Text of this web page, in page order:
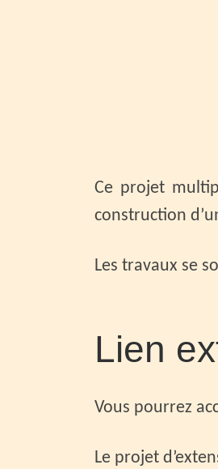
Ce projet
construction
Les travaux se
Lien
Vous pourrez
Le projet